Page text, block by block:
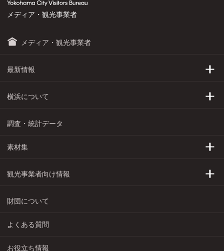
メディア・観光事業者
メディア・観光事業者
最新情報
トピックス
横浜について
横浜の基本情報
横浜へのアクセス
調査・統計データ
素材集
横浜フォトライブラリー
観光事業者向け情報
横浜が選ばれる理由
助成事業・支援メニュー
モデルコース
財団について
よくある質問
お役立ち情報